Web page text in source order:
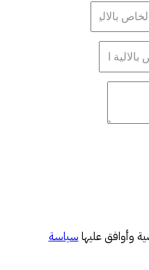
وأوافق عليها سياسة